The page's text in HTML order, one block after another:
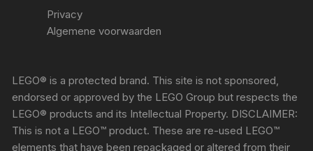
Privacy
Algemene voorwaarden
LEGO® is a protected brand. This site is not sponsored,
endorsed or approved by the LEGO Group but respects the
LEGO® products and its Intellectual Property. DISCLAIMER:
This is not a LEGO™ product. These are re-used LEGO™
elements that have been repackaged or altered from their